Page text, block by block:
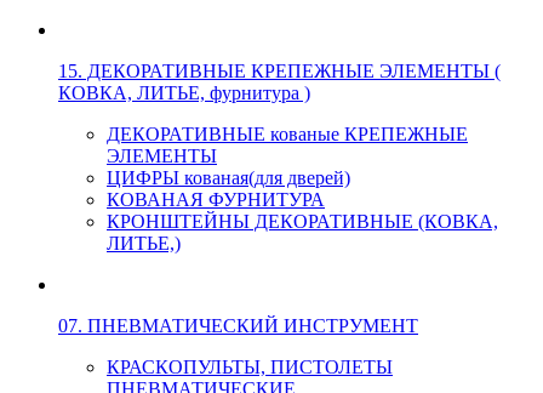
15. ДЕКОРАТИВНЫЕ КРЕПЕЖНЫЕ ЭЛЕМЕНТЫ (
КОВКА, ЛИТЬЕ, фурнитура )
ДЕКОРАТИВНЫЕ кованые КРЕПЕЖНЫЕ
ЭЛЕМЕНТЫ
ЦИФРЫ кованая(для дверей)
КОВАНАЯ ФУРНИТУРА
КРОНШТЕЙНЫ ДЕКОРАТИВНЫЕ (КОВКА,
ЛИТЬЕ,)
07. ПНЕВМАТИЧЕСКИЙ ИНСТРУМЕНТ
КРАСКОПУЛЬТЫ, ПИСТОЛЕТЫ
ПНЕВМАТИЧЕСКИЕ